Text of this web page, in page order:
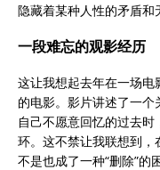
隐藏着某种人性的矛盾和
一段难忘的观影经历
这让我想起去年在一场电
的电影。影片讲述了一
自己不愿意回忆的过去
环。这不禁让我联想到
不是也成了一种“删除”的